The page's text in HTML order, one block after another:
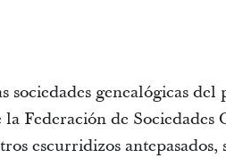
genealógicas del
Federación de Sociedades
escurridizos antepasados,